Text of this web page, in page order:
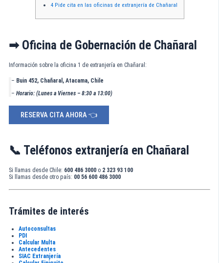
4Pide cita en las oficinas de extranjería de Chañaral
➡ Oficina de Gobernación de Chañaral
Información sobre la oficina 1 de extranjería en Chañaral:
– Buin 452, Chañaral, Atacama, Chile
–Horario: (Lunes a Viernes – 8:30 a 13:00)
RESERVA CITA AHORA 👈
📞 Teléfonos extranjería en Chañaral
Si llamas desde Chile: 600 486 3000 o 2 323 93 100
Si llamas desde otro país: 00 56 600 486 3000
Trámites de interés
Autoconsultas
PDI
Calcular Multa
Antecedentes
SIAC Extranjería